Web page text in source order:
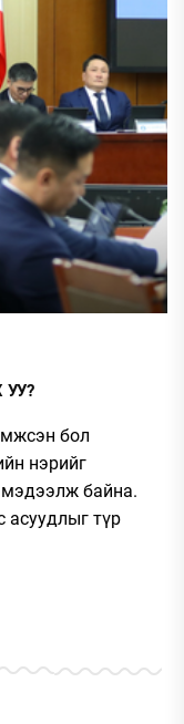
бол
нэрийг
байна.
асуудлыг түр